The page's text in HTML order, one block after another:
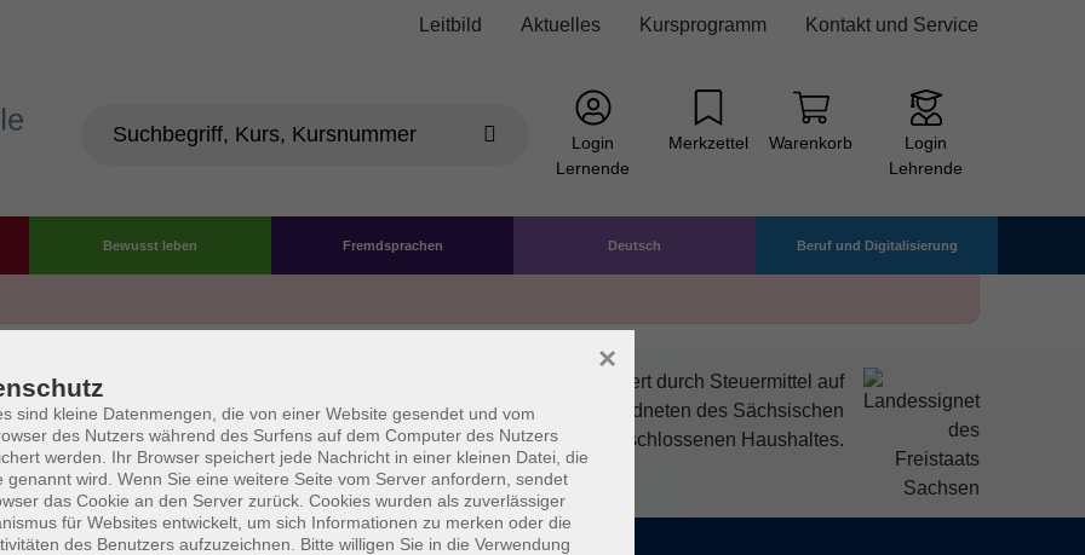
Leitbild Aktuelles Kursprogramm Kontakt und Service
Login
Lernende
Merkzettel Warenkorb
Login
Lehrende
Bewusst leben Fremdsprachen Deutsch Beruf und Digitalisierung
Die Volkshochschule wird mitfinanziert durch Steuermittel auf
der Grundlage des von den Abgeordneten des Sächsischen
Landtags beschlossenen Haushaltes.
AGB Datenschutzerklärung Impressum Widerruf
sind kleine Datenmengen, die von einer Website gesendet und vom
des Nutzers während des Surfens auf dem Computer des Nutzers
werden. Ihr Browser speichert jede Nachricht in einer kleinen Datei, die
genannt wird. Wenn Sie eine weitere Seite vom Server anfordern, sendet
das Cookie an den Server zurück. Cookies wurden als zuverlässiger
für Websites entwickelt, um sich Informationen zu merken oder die
des Benutzers aufzuzeichnen. Bitte willigen Sie in die Verwendung
×